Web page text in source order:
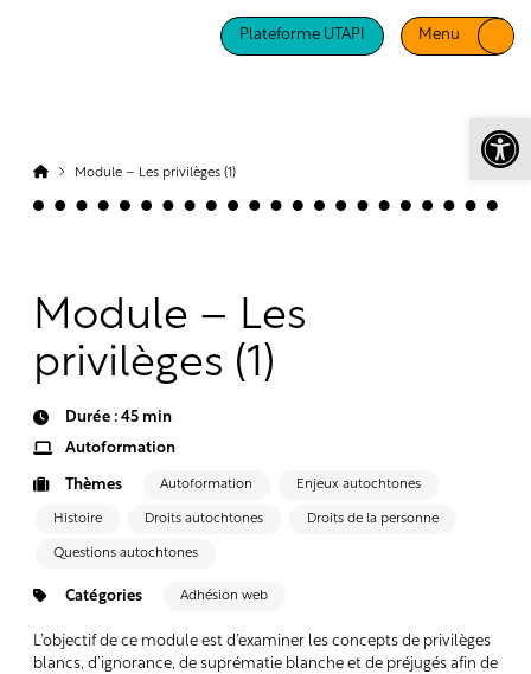
Plateforme UTAPI Menu
Module – Les privilèges (1)
Module – Les
privilèges (1)
Durée : 45 min
Autoformation
Thèmes Autoformation Enjeux autochtones
Histoire Droits autochtones Droits de la personne
Questions autochtones
Catégories Adhésion web
L’objectif de ce module est d’examiner les concepts de privilèges
blancs, d’ignorance, de suprématie blanche et de préjugés afin de